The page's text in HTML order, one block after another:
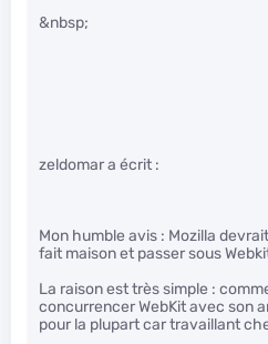
&nbsp;
zeldomar a écrit :
Mon humble avis : Mozilla
fait maison et passer sous
La raison est très simple :
concurrencer WebKit avec son
pour la plupart car travaillant